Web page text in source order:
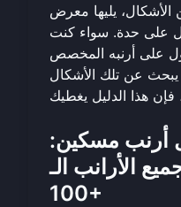
يليها معرض
حدة. سواء كنت
على أرنبه المخصص
يبحث عن تلك الأشكال
أرنب مسكين:
الأرانب الـ
100+